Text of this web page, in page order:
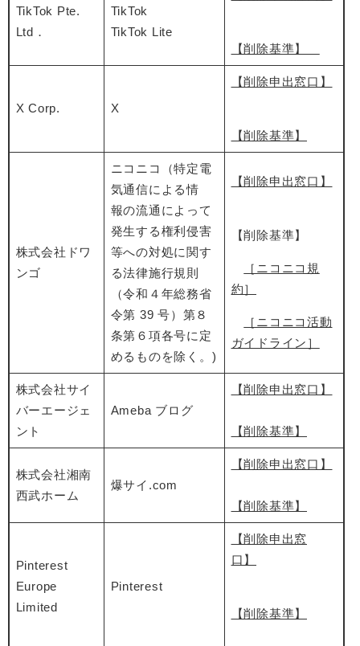
TikTok Pte.
Ltd．
TikTok
TikTok Lite
【削除基準】
X Corp. X
【削除申出窓口】
【削除基準】
株式会社ドワ
ンゴ
ニコニコ（特定電
気通信による情
報の流通によって
発生する権利侵害
等への対処に関す
る法律施行規則
（令和４年総務省
令第 39 号）第８
条第６項各号に定
めるものを除く。)
【削除申出窓口】
【削除基準】
［ニコニコ規
約］
［ニコニコ活動
ガイドライン］
株式会社サイ
バーエージェ
ント
Ameba ブログ
【削除申出窓口】
【削除基準】
株式会社湘南
西武ホーム
爆サイ.com
【削除申出窓口】
【削除基準】
Pinterest
Europe
Limited
Pinterest
【削除申出窓
口】
【削除基準】